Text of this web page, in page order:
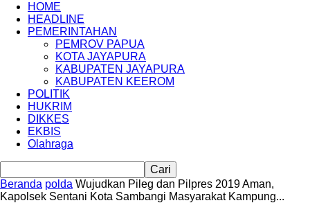
HOME
HEADLINE
PEMERINTAHAN
PEMROV PAPUA
KOTA JAYAPURA
KABUPATEN JAYAPURA
KABUPATEN KEEROM
POLITIK
HUKRIM
DIKKES
EKBIS
Olahraga
Beranda polda Wujudkan Pileg dan Pilpres 2019 Aman,
Kapolsek Sentani Kota Sambangi Masyarakat Kampung...